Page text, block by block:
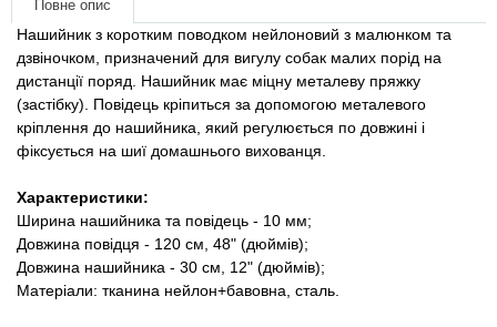
Повне опис
Нашийник з коротким поводком нейлоновий з малюнком та
дзвіночком, призначений для вигулу собак малих порід на
дистанції поряд. Нашийник має міцну металеву пряжку
(застібку). Повідець кріпиться за допомогою металевого
кріплення до нашийника, який регулюється по довжині і
фіксується на шиї домашнього вихованця.
Характеристики:
Ширина нашийника та повідець - 10 мм;
Довжина повідця - 120 см, 48" (дюймів);
Довжина нашийника - 30 см, 12" (дюймів);
Матеріали: тканина нейлон+бавовна, сталь.
Товари для людей
Хозряд - господарчі товари оптом
Популярні зоотоварі